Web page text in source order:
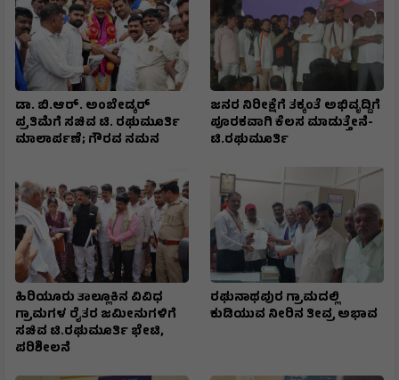
ಡಾ. ಬಿ.ಆರ್. ಅಂಬೇಡ್ಕರ್
ಪ್ರತಿಮೆಗೆ ಸಚಿವ ಟಿ. ರಘುಮೂರ್ತಿ
ಮಾಲಾರ್ಪಣೆ; ಗೌರವ ನಮನ
ಜನರ ನಿರೀಕ್ಷೆಗೆ ತಕ್ಕಂತೆ ಅಭಿವೃದ್ದಿಗೆ
ಪೂರಕವಾಗಿ ಕೆಲಸ ಮಾಡುತ್ತೇನೆ-
ಟಿ.ರಘುಮೂರ್ತಿ
ಹಿರಿಯೂರು ತಾಲ್ಲೂಕಿನ ವಿವಿಧ
ಗ್ರಾಮಗಳ ರೈತರ ಜಮೀನುಗಳಿಗೆ
ಸಚಿವ ಟಿ.ರಘುಮೂರ್ತಿ ಭೇಟಿ,
ಪರಿಶೀಲನೆ
ರಘುನಾಥಪುರ ಗ್ರಾಮದಲ್ಲಿ
ಕುಡಿಯುವ ನೀರಿನ ತೀವ್ರ ಅಭಾವ